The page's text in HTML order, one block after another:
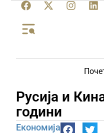
Русија и
години
Економија